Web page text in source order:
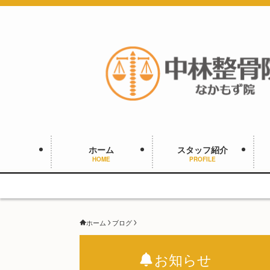
ホーム
HOME
スタッフ紹介
PROFILE
ホーム ブログ
お知らせ